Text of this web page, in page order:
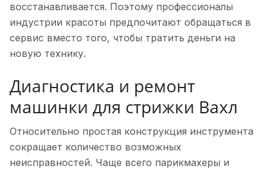
восстанавливается. Поэтому профессионалы
индустрии красоты предпочитают обращаться в
сервис вместо того, чтобы тратить деньги на
новую технику.
Диагностика и ремонт
машинки для стрижки Вахл
Относительно простая конструкция инструмента
сокращает количество возможных
неисправностей. Чаще всего парикмахеры и